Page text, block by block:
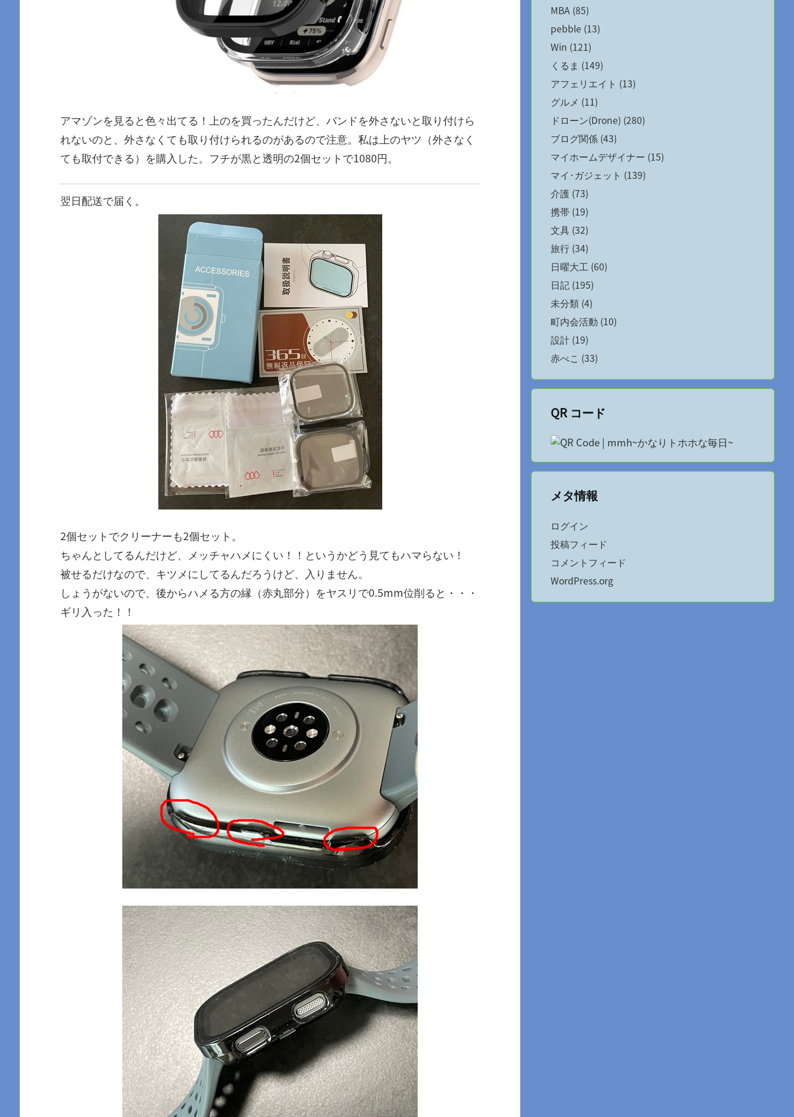
アマゾンを見ると色々出てる！上のを買ったんだけど、バンドを外さないと取り付けら
れないのと、外さなくても取り付けられるのがあるので注意。私は上のヤツ（外さなく
ても取付できる）を購入した。フチが黒と透明の2個セットで1080円。
翌日配送で届く。
2個セットでクリーナーも2個セット。
ちゃんとしてるんだけど、メッチャハメにくい！！というかどう見てもハマらない！
被せるだけなので、キツメにしてるんだろうけど、入りません。
しょうがないので、後からハメる方の縁（赤丸部分）をヤスリで0.5mm位削ると・・・
ギリ入った！！
MBA (85)
pebble (13)
Win (121)
くるま (149)
アフェリエイト (13)
グルメ (11)
ドローン(Drone) (280)
ブログ関係 (43)
マイホームデザイナー (15)
マイ･ガジェット (139)
介護 (73)
携帯 (19)
文具 (32)
旅行 (34)
日曜大工 (60)
日記 (195)
未分類 (4)
町内会活動 (10)
設計 (19)
赤べこ (33)
QR コード
メタ情報
ログイン
投稿フィード
コメントフィード
WordPress.org